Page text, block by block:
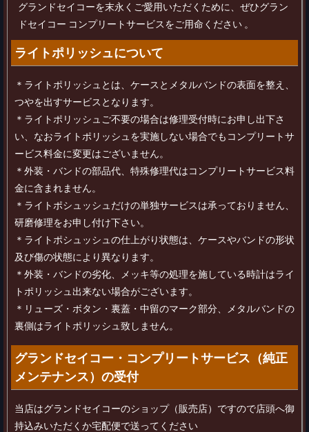
グランドセイコーを末永くご愛用いただくために、ぜひグラン
ドセイコー コンプリートサービスをご用命ください 。
ライトポリッシュについて
＊ライトポリッシュとは、ケースとメタルバンドの表面を整え、
つやを出すサービスとなります。
＊ライトポリッシュご不要の場合は修理受付時にお申し出下さ
い、なおライトポリッシュを実施しない場合でもコンプリートサ
ービス料金に変更はございません。
＊外装・バンドの部品代、特殊修理代はコンプリートサービス料
金に含まれません。
＊ライトポシュッシュだけの単独サービスは承っておりません、
研磨修理をお申し付け下さい。
＊ライトポシュッシュの仕上がり状態は、ケースやバンドの形状
及び傷の状態により異なります。
＊外装・バンドの劣化、メッキ等の処理を施している時計はライ
トポリッシュ出来ない場合がございます。
＊リューズ・ボタン・裏蓋・中留のマーク部分、メタルバンドの
裏側はライトポリッシュ致しません。
グランドセイコー・コンプリートサービス（純正
メンテナンス）の受付
当店はグランドセイコーのショップ（販売店）ですので店頭へ御
持込みいただくか宅配便で送ってください